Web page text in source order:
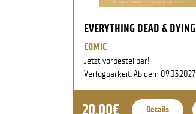
EVERYTHING DEAD & DYING
COMIC
Jetzt vorbestellbar!
Verfügbarkeit: Ab dem 09.03.2027
20,00€ Details